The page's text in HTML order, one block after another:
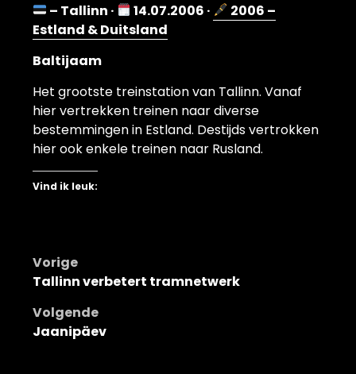
– Tallinn · 14.07.2006 ·
2006 –
Estland & Duitsland
Baltijaam
Het grootste treinstation van Tallinn. Vanaf
hier vertrekken treinen naar diverse
bestemmingen in Estland. Destijds vertrokken
hier ook enkele treinen naar Rusland.
Vind ik leuk:
Bericht
navigatie
Vorige
Tallinn verbetert tramnetwerk
Volgende
Jaanipäev